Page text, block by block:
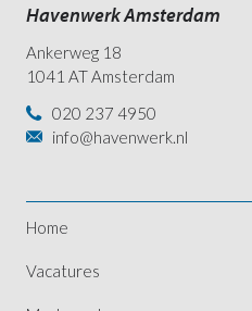
Havenwerk Amsterdam
Ankerweg 18
1041 AT Amsterdam
020 237 4950
info@havenwerk.nl
Home
Vacatures